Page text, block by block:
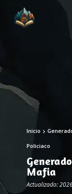
Inicio
Policiaco
Mafia
Actualizado: